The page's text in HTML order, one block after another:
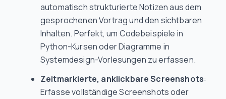
automatisch strukturierte Notizen aus dem
gesprochenen Vortrag und den sichtbaren
Inhalten. Perfekt, um Codebeispiele in
Python-Kursen oder Diagramme in
Systemdesign-Vorlesungen zu erfassen.
Zeitmarkierte, anklickbare Screenshots:
Erfasse vollständige Screenshots oder